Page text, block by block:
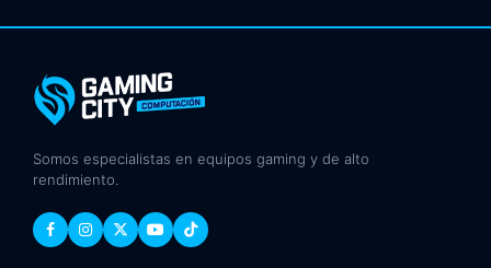
Somos especialistas en equipos gaming y de alto
rendimiento.